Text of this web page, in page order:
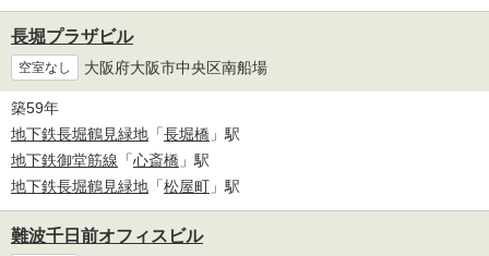
長堀プラザビル
空室なし 大阪府大阪市中央区南船場
築59年
地下鉄長堀鶴見緑地 「長堀橋 」駅
地下鉄御堂筋線 「心斎橋 」駅
地下鉄長堀鶴見緑地 「松屋町 」駅
難波千日前オフィスビル